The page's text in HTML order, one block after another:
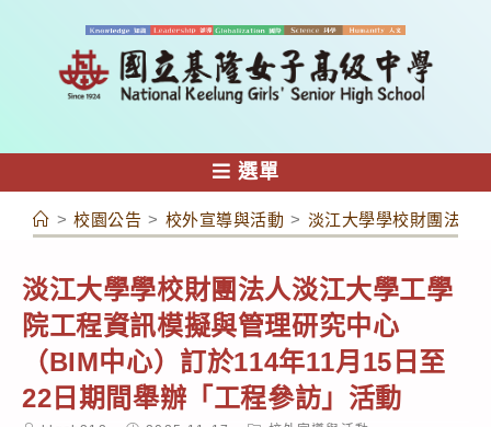
容
選單
> 校園公告 > 校外宣導與活動 > 淡江大學學校財團法人
淡江大學學校財團法人淡江大學工學
院工程資訊模擬與管理研究中心
（BIM中心）訂於114年11月15日至
22日期間舉辦「工程參訪」活動